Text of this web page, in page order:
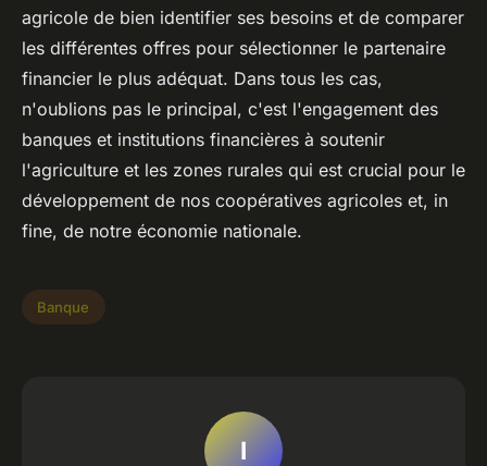
agricole de bien identifier ses besoins et de comparer
les différentes offres pour sélectionner le partenaire
financier le plus adéquat. Dans tous les cas,
n'oublions pas le principal, c'est l'engagement des
banques et institutions financières à soutenir
l'agriculture et les zones rurales qui est crucial pour le
développement de nos coopératives agricoles et, in
fine, de notre économie nationale.
Banque
I